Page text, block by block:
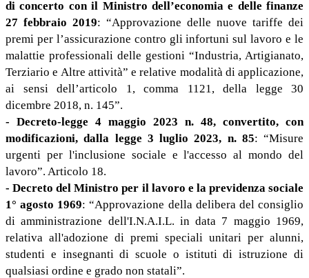
di concerto con il Ministro dell’economia e delle finanze
27 febbraio 2019: “Approvazione delle nuove tariffe dei
premi per l’assicurazione contro gli infortuni sul lavoro e le
malattie professionali delle gestioni “Industria, Artigianato,
Terziario e Altre attività” e relative modalità di applicazione,
ai sensi dell’articolo 1, comma 1121, della legge 30
dicembre 2018, n. 145”.
- Decreto-legge 4 maggio 2023 n. 48, convertito, con
modificazioni, dalla legge 3 luglio 2023, n. 85: “Misure
urgenti per l'inclusione sociale e l'accesso al mondo del
lavoro”. Articolo 18.
- Decreto del Ministro per il lavoro e la previdenza sociale
1° agosto 1969: “Approvazione della delibera del consiglio
di amministrazione dell'I.N.A.I.L. in data 7 maggio 1969,
relativa all'adozione di premi speciali unitari per alunni,
studenti e insegnanti di scuole o istituti di istruzione di
qualsiasi ordine e grado non statali”.